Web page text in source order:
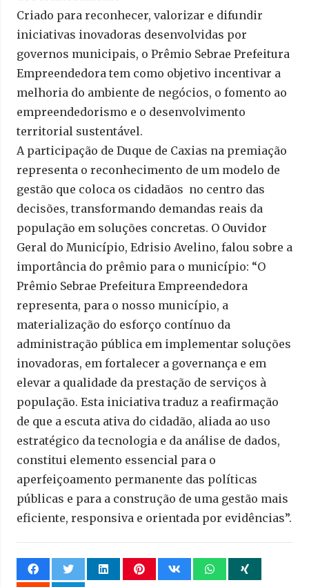
Criado para reconhecer, valorizar e difundir
iniciativas inovadoras desenvolvidas por
governos municipais, o Prêmio Sebrae Prefeitura
Empreendedora tem como objetivo incentivar a
melhoria do ambiente de negócios, o fomento ao
empreendedorismo e o desenvolvimento
territorial sustentável.
A participação de Duque de Caxias na premiação
representa o reconhecimento de um modelo de
gestão que coloca os cidadãos no centro das
decisões, transformando demandas reais da
população em soluções concretas. O Ouvidor
Geral do Município, Edrisio Avelino, falou sobre a
importância do prêmio para o município: “O
Prêmio Sebrae Prefeitura Empreendedora
representa, para o nosso município, a
materialização do esforço contínuo da
administração pública em implementar soluções
inovadoras, em fortalecer a governança e em
elevar a qualidade da prestação de serviços à
população. Esta iniciativa traduz a reafirmação
de que a escuta ativa do cidadão, aliada ao uso
estratégico da tecnologia e da análise de dados,
constitui elemento essencial para o
aperfeiçoamento permanente das políticas
públicas e para a construção de uma gestão mais
eficiente, responsiva e orientada por evidências”.